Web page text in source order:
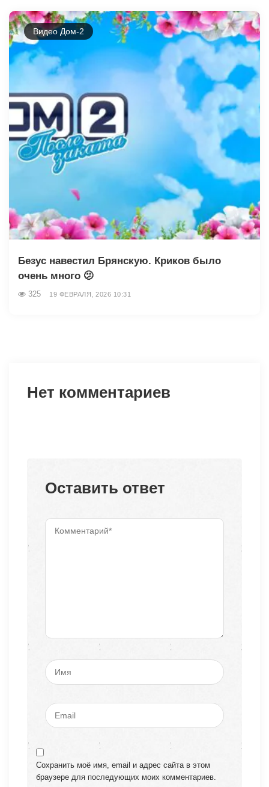
Видео Дом-2
Безус навестил Брянскую. Криков было
очень много 🫤
325 19 ФЕВРАЛЯ, 2026 10:31
Нет комментариев
Оставить ответ
Сохранить моё имя, email и адрес сайта в этом
браузере для последующих моих комментариев.